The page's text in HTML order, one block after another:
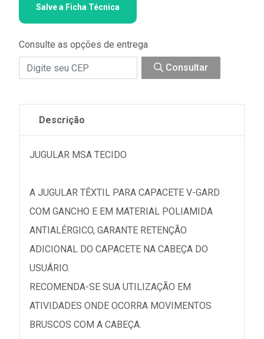
Salve a Ficha Técnica
Consulte as opções de entrega
Consultar
Descrição
JUGULAR MSA TECIDO
A JUGULAR TÊXTIL PARA CAPACETE V-GARD
COM GANCHO E EM MATERIAL POLIAMIDA
ANTIALÉRGICO, GARANTE RETENÇÃO
ADICIONAL DO CAPACETE NA CABEÇA DO
USUÁRIO.
RECOMENDA-SE SUA UTILIZAÇÃO EM
ATIVIDADES ONDE OCORRA MOVIMENTOS
BRUSCOS COM A CABEÇA.